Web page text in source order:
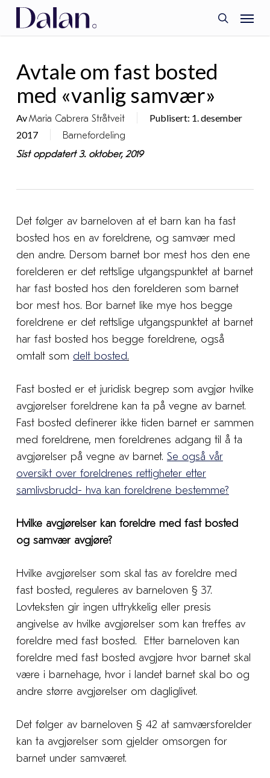
Skip
search
Menu
Avtale om fast bosted
med «vanlig samvær»
AvMaria Cabrera Stråtveit
Publisert: 1. desember
2017
Barnefordeling
Sist oppdatert 3. oktober, 2019
Det følger av barneloven at et barn kan ha fast
bosted hos en av foreldrene, og samvær med
den andre. Dersom barnet bor mest hos den ene
forelderen er det rettslige utgangspunktet at barnet
har fast bosted hos den forelderen som barnet
bor mest hos. Bor barnet like mye hos begge
foreldrene er det rettslige utgangspunktet at barnet
har fast bosted hos begge foreldrene, også
omtalt som delt bosted.
Fast bosted er et juridisk begrep som avgjør hvilke
avgjørelser foreldrene kan ta på vegne av barnet.
Fast bosted definerer ikke tiden barnet er sammen
med foreldrene, men foreldrenes adgang til å ta
avgjørelser på vegne av barnet. Se også vår
oversikt over foreldrenes rettigheter etter
samlivsbrudd- hva kan foreldrene bestemme?
Hvilke avgjørelser kan foreldre med fast bosted
og samvær avgjøre?
Hvilke avgjørelser som skal tas av foreldre med
fast bosted, reguleres av barneloven § 37.
Lovteksten gir ingen uttrykkelig eller presis
angivelse av hvilke avgjørelser som kan treffes av
foreldre med fast bosted. Etter barneloven kan
foreldre med fast bosted avgjøre hvor barnet skal
være i barnehage, hvor i landet barnet skal bo og
andre større avgjørelser om dagliglivet.
Det følger av barneloven § 42 at samværsforelder
kan ta avgjørelser som gjelder omsorgen for
barnet under samværet.